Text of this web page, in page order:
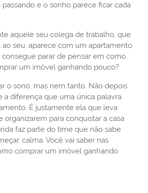
passando e o sonho parece ficar cada
aquele seu colega de trabalho, que
ao seu, aparece com um apartamento
consegue parar de pensar em como
um imóvel ganhando pouco?
o sono, mas nem tanto. Não depois
a diferença que uma única palavra
É justamente ela que leva
organizarem para conquistar a casa
faz parte do time que não sabe
calma. Você vai saber nas
comprar um imóvel ganhando